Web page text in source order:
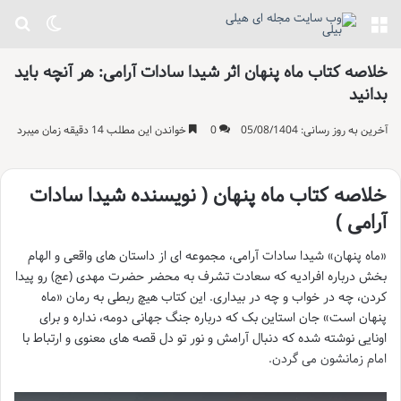
تغییر منو
خلاصه کتاب ماه پنهان اثر شیدا سادات آرامی: هر آنچه باید
بدانید
آخرین به روز رسانی: 05/08/1404 0 خواندن این مطلب 14 دقیقه زمان میبرد
خلاصه کتاب ماه پنهان ( نویسنده شیدا سادات
آرامی )
«ماه پنهان» شیدا سادات آرامی، مجموعه ای از داستان های واقعی و الهام
بخش درباره افرادیه که سعادت تشرف به محضر حضرت مهدی (عج) رو پیدا
کردن، چه در خواب و چه در بیداری. این کتاب هیچ ربطی به رمان «ماه
پنهان است» جان استاین بک که درباره جنگ جهانی دومه، نداره و برای
اونایی نوشته شده که دنبال آرامش و نور تو دل قصه های معنوی و ارتباط با
امام زمانشون می گردن.